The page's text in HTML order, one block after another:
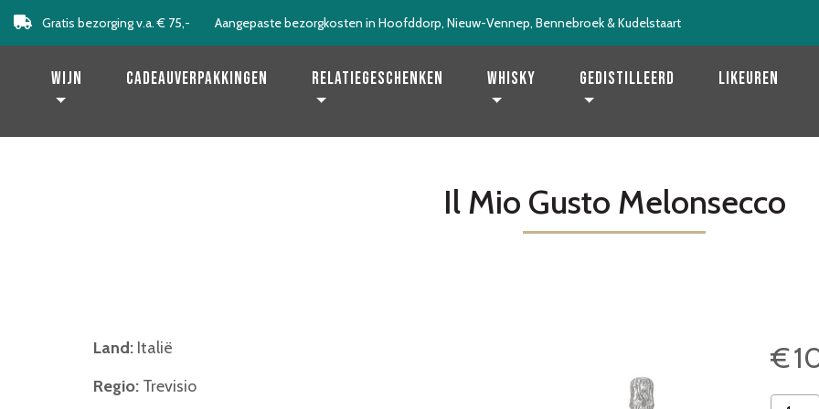
Gratis bezorging v.a. € 75,- Aangepaste bezorgkosten in Hoofddorp, Nieuw-Vennep, Bennebroek & Kudelstaart
Levering binnen 2 werkdagen!
Wijn Cadeauverpakkingen Relatiegeschenken Whisky Gedistilleerd Likeuren
Il Mio Gusto Melonsecco
€
Land: Italië
Regio: Trevisio